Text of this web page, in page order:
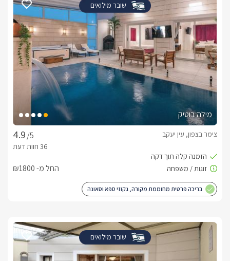
שובר מילואים
מילה בוטיק
/5
צימר בצפון, עין יעקב
החל מ- ₪1800
בריכה פרטית מחוממת מקורה, גקוזי ספא וסאונה
שובר מילואים